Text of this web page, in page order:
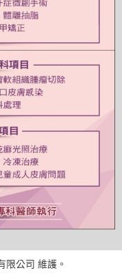
公司 維護。